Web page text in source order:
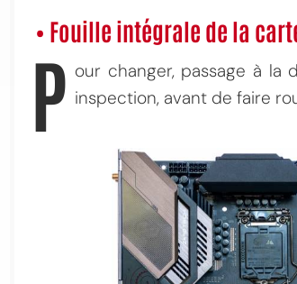
• Fouille intégrale de la
P our changer, passage à la
inspection, avant de faire